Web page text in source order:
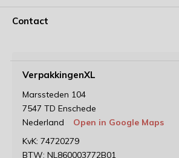
Contact
VerpakkingenXL
Marssteden 104
7547 TD Enschede
Nederland
Open in Google Maps
KvK: 74720279
BTW: NL860003772B01